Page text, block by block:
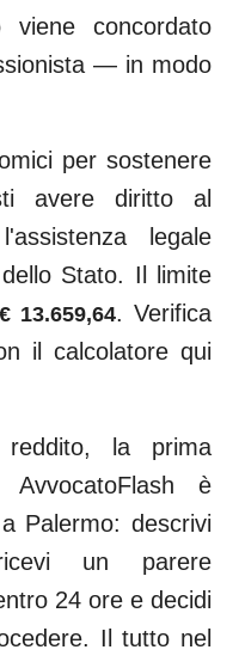
viene concordato
— in modo
per sostenere
avere diritto al
legale
Stato. Il limite
€ 13.659,64. Verifica
il calcolatore qui
reddito, la prima
è
Palermo: descrivi
un parere
24 ore e decidi
Il tutto nel